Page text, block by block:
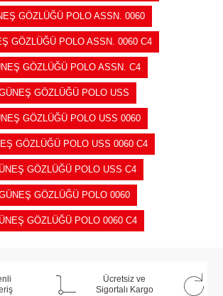
GÖZLÜĞÜ POLO ASSN. 0060
GÖZLÜĞÜ POLO ASSN. 0060 C4
GÖZLÜĞÜ POLO ASSN. C4
GÖZLÜĞÜ POLO USS
GÖZLÜĞÜ POLO USS 0060
GÖZLÜĞÜ POLO USS 0060 C4
GÖZLÜĞÜ POLO USS C4
GÖZLÜĞÜ POLO 0060
GÖZLÜĞÜ POLO 0060 C4
Ücretsiz ve
Sigortalı Kargo